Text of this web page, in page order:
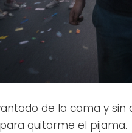
de la cama y
quitarme el pijama.